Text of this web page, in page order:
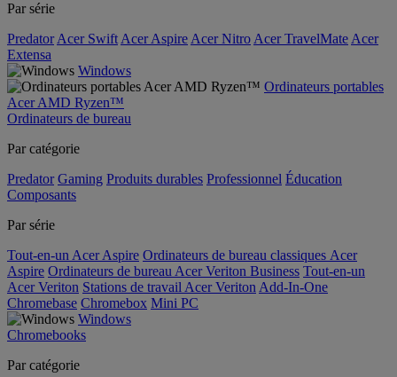
Par série
Predator Acer Swift Acer Aspire Acer Nitro Acer TravelMate Acer
Extensa
Windows
Ordinateurs portables
Acer AMD Ryzen™
Ordinateurs de bureau
Par catégorie
Predator Gaming Produits durables Professionnel Éducation
Composants
Par série
Tout-en-un Acer Aspire Ordinateurs de bureau classiques Acer
Aspire Ordinateurs de bureau Acer Veriton Business Tout-en-un
Acer Veriton Stations de travail Acer Veriton Add-In-One
Chromebase Chromebox Mini PC
Windows
Chromebooks
Par catégorie